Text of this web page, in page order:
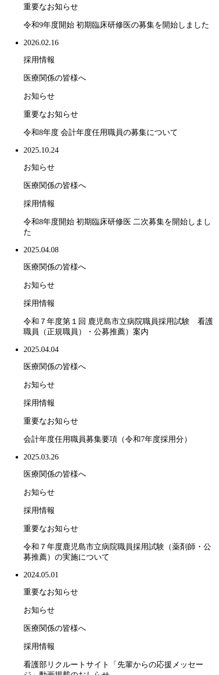
重要なお知らせ
令和9年度開始 初期臨床研修医の募集を開始しました
2026.02.16
採用情報
医療関係の皆様へ
お知らせ
重要なお知らせ
令和8年度 会計年度任用職員の募集について
2025.10.24
お知らせ
医療関係の皆様へ
採用情報
令和8年度開始 初期臨床研修医 二次募集を開始しまし
た
2025.04.08
医療関係の皆様へ
お知らせ
採用情報
令和７年度第１回 鹿児島市立病院職員採用試験 看護
職員（正規職員）・公募推薦）案内
2025.04.04
医療関係の皆様へ
お知らせ
採用情報
重要なお知らせ
会計年度任用職員募集要項（令和7年度採用分）
2025.03.26
医療関係の皆様へ
お知らせ
採用情報
重要なお知らせ
令和７年度鹿児島市立病院職員採用試験（薬剤師・公
募推薦）の実施について
2024.05.01
重要なお知らせ
お知らせ
医療関係の皆様へ
採用情報
看護部リクルートサイト「先輩からの応援メッセー